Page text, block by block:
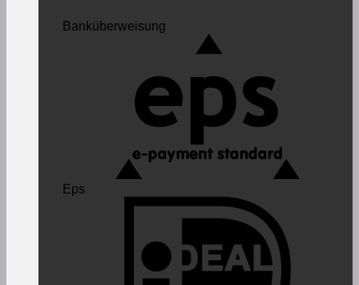
Banküberweisung
Eps